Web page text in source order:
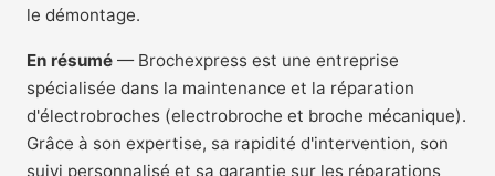
le démontage.
En résumé — Brochexpress est une entreprise
spécialisée dans la maintenance et la réparation
d'électrobroches (electrobroche et broche mécanique).
Grâce à son expertise, sa rapidité d'intervention, son
suivi personnalisé et sa garantie sur les réparations